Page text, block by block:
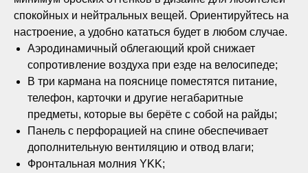
спокойных и нейтральных вещей. Ориентируйтесь на
настроение, а удобно кататься будет в любом случае.
Аэродинамичный облегающий крой снижает
сопротивление воздуха при езде на велосипеде;
В три кармана на пояснице поместятся питание,
телефон, карточки и другие негабаритные
предметы, которые вы берёте с собой на райды;
Панель с перфорацией на спине обеспечивает
дополнительную вентиляцию и отвод влаги;
Фронтальная молния YKK;